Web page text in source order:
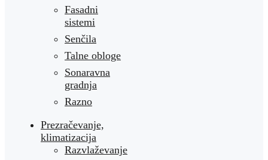
Fasadni
sistemi
Senčila
Talne obloge
Sonaravna
gradnja
Razno
Prezračevanje,
klimatizacija
Razvlaževanje